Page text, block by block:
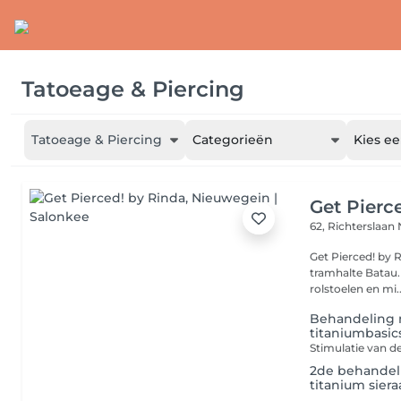
Tatoeage & Piercing
Tatoeage & Piercing Categorieën Kies
Get
62, Richterslaan
Get Pierced! by
tramhalte Batau. Er is een lift aanwezig en dus toegankelijk voor
rolstoelen en
Behandeling
2de
titanium